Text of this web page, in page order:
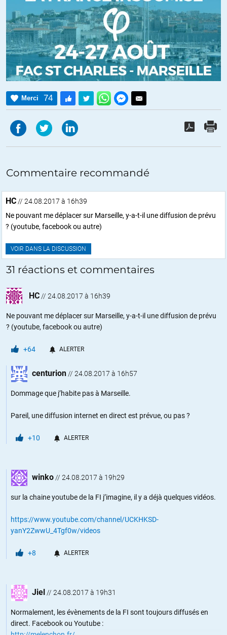
Merci 74
Commentaire recommandé
HC// 24.08.2017 à 16h39
Ne pouvant me déplacer sur Marseille, y-a-t-il une diffusion de prévu
? (youtube, facebook ou autre)
VOIR DANS LA DISCUSSION
31 réactions et commentaires
HC// 24.08.2017 à 16h39
Ne pouvant me déplacer sur Marseille, y-a-t-il une diffusion de prévu
? (youtube, facebook ou autre)
+64 ALERTER
centurion// 24.08.2017 à 16h57
Dommage que j’habite pas à Marseille.
Pareil, une diffusion internet en direct est prévue, ou pas ?
+10 ALERTER
winko// 24.08.2017 à 19h29
sur la chaine youtube de la FI j’imagine, il y a déjà quelques vidéos.
https://www.youtube.com/channel/UCKHKSD-
yanY2ZwwU_4Tgf0w/videos
+8 ALERTER
Jiel // 24.08.2017 à 19h31
Normalement, les évènements de la FI sont toujours diffusés en
direct. Facebook ou Youtube :